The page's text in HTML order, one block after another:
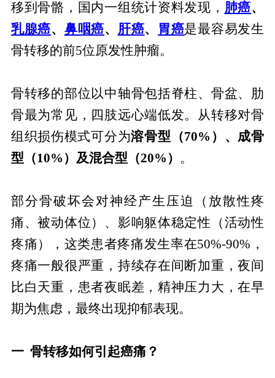
移到骨骼，国内一组统计资料发现， 肺癌、
乳腺癌、 鼻咽癌、 肝癌、 胃癌是最容易发生
骨转移的前5位原发性肿瘤。
骨转移的部位以中轴骨包括脊柱、骨盆、肋
骨最为常见，四肢远心端低发。从转移对骨
组织损伤模式可分为溶骨型（70%）、成骨
型（10%）及混合型（20%） 。
部分骨破坏会对神经产生压迫（放散性疼
痛、被动体位）、影响躯体稳定性（活动性
疼痛），这类患者疼痛发生率在50%-90%，
疼痛一般很严重，持续存在间断加重，夜间
比白天重，患者夜眠差，精神压力大，在早
期为焦虑，最终出现抑郁表现。
一 骨转移如何引起癌痛？